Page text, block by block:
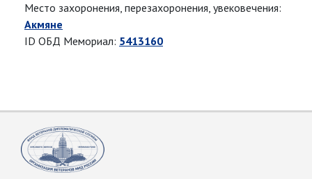
Место захоронения, перезахоронения, увековечения:
Акмяне
ID ОБД Мемориал: 5413160